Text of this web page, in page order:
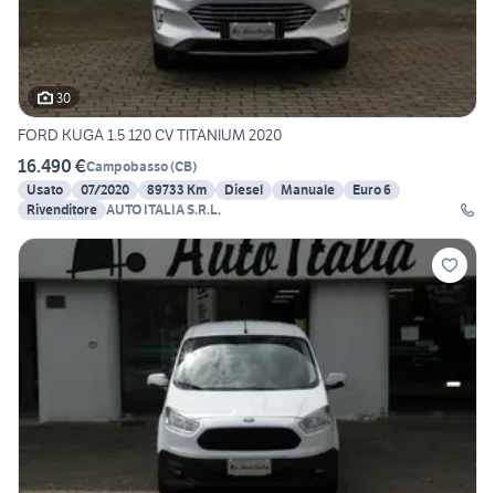
30
FORD KUGA 1.5 120 CV TITANIUM 2020
16.490 €Campobasso(CB)
Usato
07/2020 89733 Km Diesel Manuale
Euro 6
Rivenditore AUTO ITALIA S.R.L.